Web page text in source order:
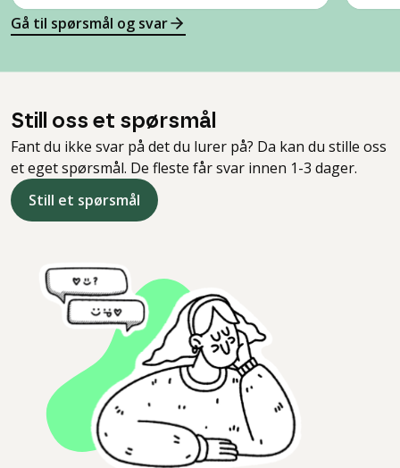
Gå til spørsmål og svar
Still oss et spørsmål
Fant du ikke svar på det du lurer på? Da kan du stille oss
et eget spørsmål. De fleste får svar innen 1-3 dager.
Still et spørsmål